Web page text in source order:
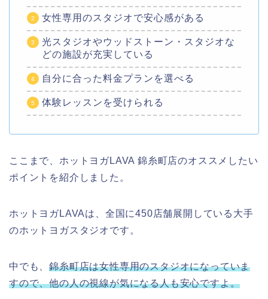
女性専用のスタジオで安心感がある
光スタジオやウッドストーン・スタジオな
どの施設が充実している
自分に合った料金プランを選べる
体験レッスンを受けられる
ここまで、ホットヨガLAVA 錦糸町店のオススメしたい
ポイントを紹介しました。
ホットヨガLAVAは、全国に450店舗展開している大手
のホットヨガスタジオです。
中でも、錦糸町店は女性専用のスタジオになっていま
すので、他の人の視線が気になる人も安心ですよ。